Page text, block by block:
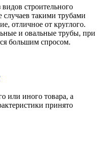
строительного
такими трубами
отличное от круглого.
и овальные трубы, при
большим спросом.
или иного товара, а
принято